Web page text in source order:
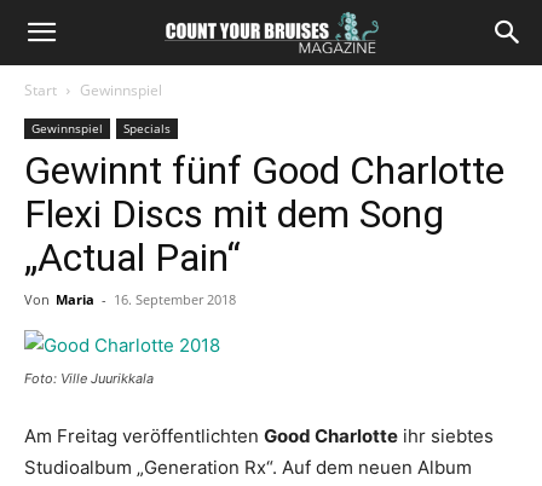
Start Gewinnspiel
Gewinnspiel Specials
Gewinnt fünf Good Charlotte
Flexi Discs mit dem Song
„Actual Pain“
Von Maria - 16. September 2018
Foto: Ville Juurikkala
Am Freitag veröffentlichten Good Charlotte ihr siebtes
Studioalbum „Generation Rx“. Auf dem neuen Album